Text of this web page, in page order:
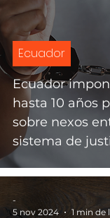
Ecuador
hasta 10 años
sobre nexos
sistema de
Ecuador
-
5 nov 2024
1 min de